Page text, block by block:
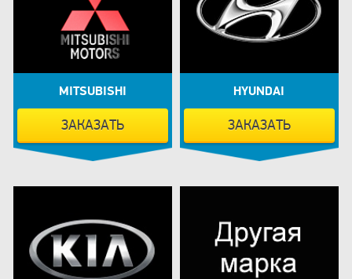
MITSUBISHI
ЗАКАЗАТЬ
HYUNDAI
ЗАКАЗАТЬ